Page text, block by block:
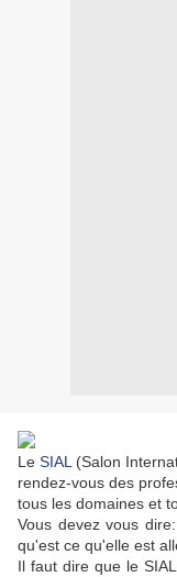
Le SIAL (Salon
rendez-vous des
tous les domaines et
Vous devez vous
qu'est ce qu'elle est
Il faut dire que le